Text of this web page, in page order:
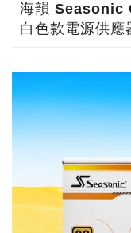
海韻 Seasonic
白色款電源供應